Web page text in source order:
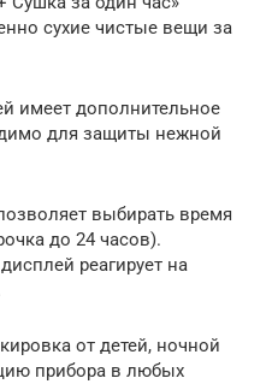
сухие чистые вещи за
имеет дополнительное
для защиты нежной
выбирать время
до 24 часов).
реагирует на
от детей, ночной
прибора в любых